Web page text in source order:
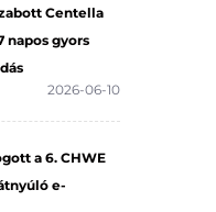
Centella
napos gyors
2026-06-10
a 6. CHWE
e-